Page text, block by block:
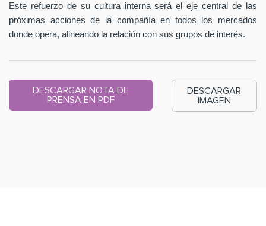
Este refuerzo de su cultura interna será el eje central de las
próximas acciones de la compañía en todos los mercados
donde opera, alineando la relación con sus grupos de interés.
DESCARGAR NOTA DE
PRENSA EN PDF
DESCARGAR
IMAGEN